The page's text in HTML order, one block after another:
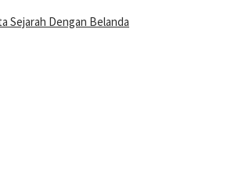
Sejarah Dengan Belanda